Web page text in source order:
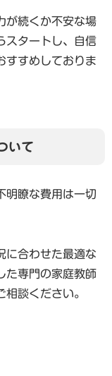
が続くか不安な場
スタートし、自信
すすめしておりま
いて
明瞭な費用は一切
に合わせた最適な
た専門の家庭教師
談ください。